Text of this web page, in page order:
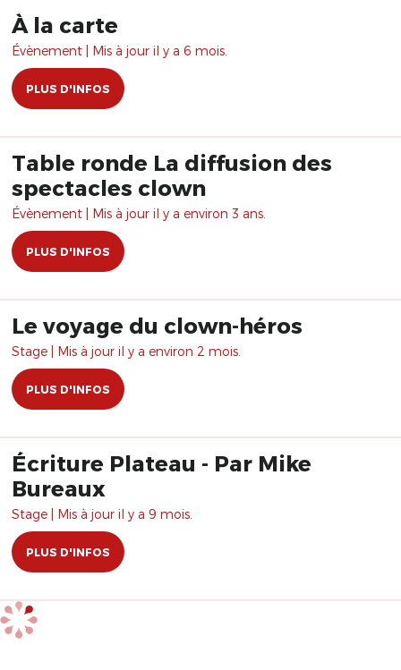
À la carte
Évènement | Mis à jour il y a 6 mois.
PLUS D'INFOS
Table ronde La diffusion des
spectacles clown
Évènement | Mis à jour il y a environ 3 ans.
PLUS D'INFOS
Le voyage du clown-héros
Stage | Mis à jour il y a environ 2 mois.
PLUS D'INFOS
Écriture Plateau - Par Mike
Bureaux
Stage | Mis à jour il y a 9 mois.
PLUS D'INFOS